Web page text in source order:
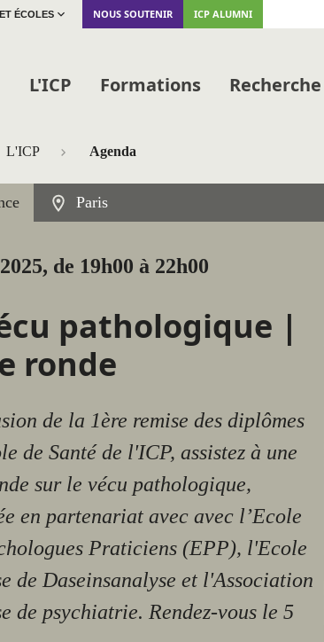
ÉCOLES NOUS SOUTENIR ICP ALUMNI
L'ICP Formations Recherche
L'ICP Agenda
Paris
de 19h00 à 22h00
pathologique |
ronde
de la 1ère remise des diplômes
de Santé de l'ICP, assistez à une
sur le vécu pathologique,
en partenariat avec avec l’Ecole
Praticiens (EPP), l'Ecole
de Daseinsanalyse et l'Association
de psychiatrie. Rendez-vous le 5